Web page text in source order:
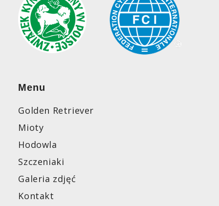
Menu
Golden Retriever
Mioty
Hodowla
Szczeniaki
Galeria zdjęć
Kontakt